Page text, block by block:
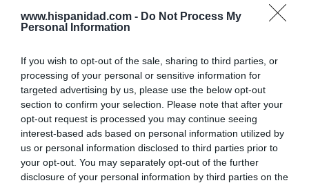
www.hispanidad.com - Do Not Process My
Personal Information
If you wish to opt-out of the sale, sharing to third parties, or
processing of your personal or sensitive information for
targeted advertising by us, please use the below opt-out
section to confirm your selection. Please note that after your
opt-out request is processed you may continue seeing
interest-based ads based on personal information utilized by
us or personal information disclosed to third parties prior to
your opt-out. You may separately opt-out of the further
disclosure of your personal information by third parties on the
Redacción 07/08/26 11:46
Marcelo Gullo: “El trabajo de desmitificar la
historia, de poner la verdadera, de
desmontar la falsificación, es un trabajo
cristiano"
por Hispanidad
Artículos anteriores